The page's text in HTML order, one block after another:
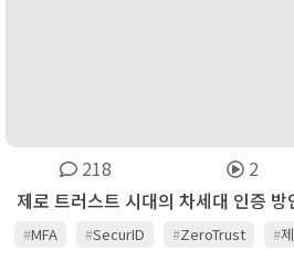
218 2
제로 트러스트 시대의 차세대 인증 방
#MFA #SecurID #ZeroTrust #